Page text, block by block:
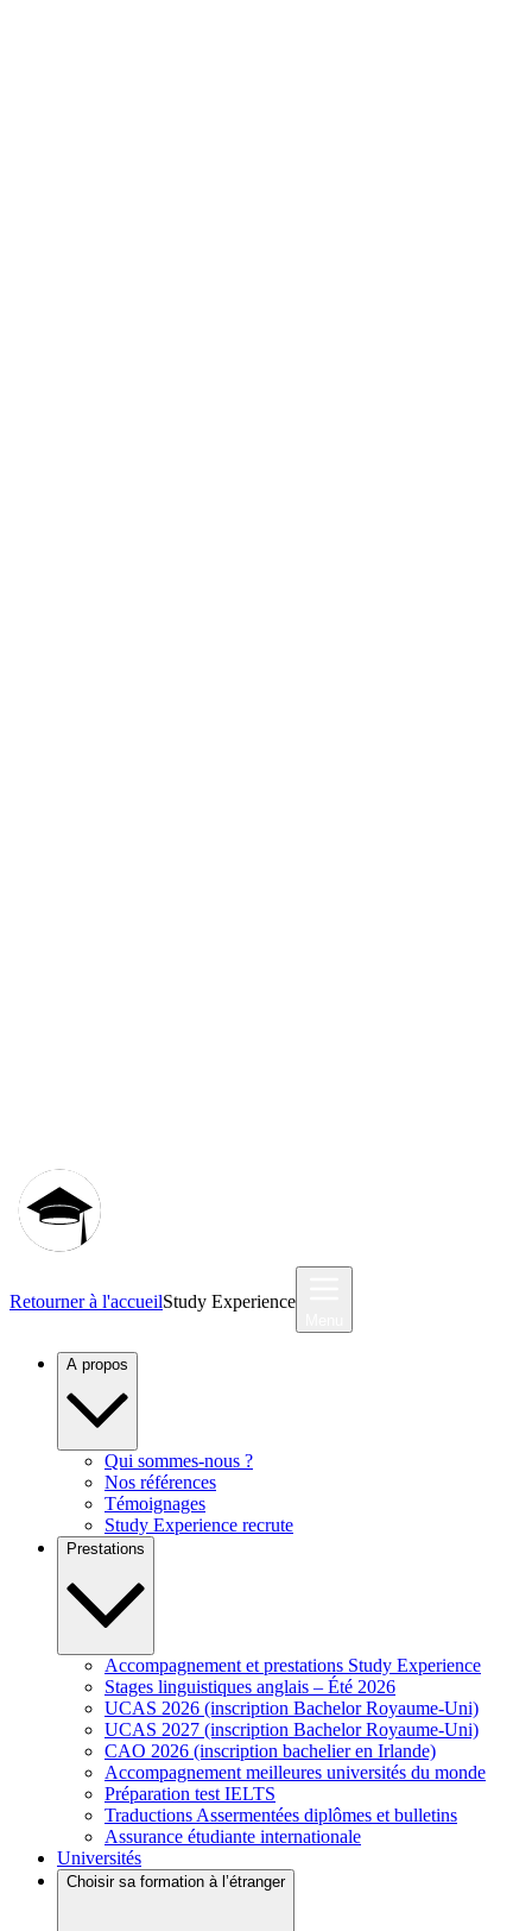
Retourner à l'accueilStudy Experience
A propos
Qui sommes-nous ?
Nos références
Témoignages
Study Experience recrute
Prestations
Accompagnement et prestations Study Experience
Stages linguistiques anglais – Été 2026
UCAS 2026 (inscription Bachelor Royaume-Uni)
UCAS 2027 (inscription Bachelor Royaume-Uni)
CAO 2026 (inscription bachelier en Irlande)
Accompagnement meilleures universités du monde
Préparation test IELTS
Traductions Assermentées diplômes et bulletins
Assurance étudiante internationale
Universités
Choisir sa formation à l’étranger